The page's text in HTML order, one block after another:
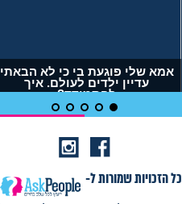
אמא שלי פוגעת בי כי לא הבאתי
עדיין ילדים לעולם. איך
להתמודד?
(אנונימית, בת 29)
כל הזכויות שמורות ל-